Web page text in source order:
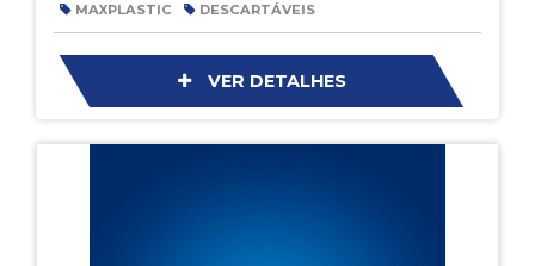
MAXPLASTIC DESCARTÁVEIS
VER DETALHES